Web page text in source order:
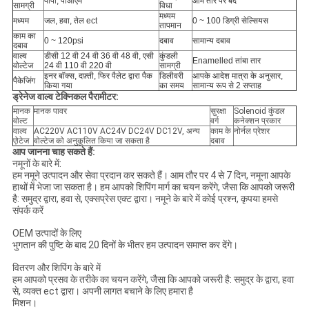
सामग्री
विधा
मध्यम जल, हवा, तेल ect
मध्यम
तापमान
0 ~ 100 डिग्री सेल्सियस
काम का
दबाव
0 ~ 120psi दबाव
सामान्य दबाव
वाल्व
वोल्टेज
डीसी 12 वी 24 वी 36 वी 48 वी, एसी
24 वी 110 वी 220 वी
कुंडली
सामग्री
Enamelled तांबा तार
पैकेजिंग
इनर बॉक्स, दफ़्ती, फिर पैलेट द्वारा पैक
किया गया
डिलीवरी
का समय
आपके आदेश मात्रा के अनुसार,
सामान्य रूप से 2 सप्ताह
ड्रेनेज वाल्व टेक्निकल पैरामीटर:
मानक
वोल्ट
मानक पावर
सुरक्षा
वर्ग
Solenoid कुंडल
कनेक्शन प्रकार
वाल्व
एोटेज
AC220V AC110V AC24V DC24V DC12V, अन्य
वोल्टेज को अनुकूलित किया जा सकता है
काम के
दबाव
नोर्नल प्रेशर
आप जानना चाह सकते हैं:
नमूनों के बारे में:
हम नमूने उत्पादन और सेवा प्रदान कर सकते हैं। आम तौर पर 4 से 7 दिन, नमूना आपके
हाथों में भेजा जा सकता है। हम आपको शिपिंग मार्ग का चयन करेंगे, जैसा कि आपको जरूरी
है: समुद्र द्वारा, हवा से, एक्सप्रेस एक्ट द्वारा। नमूने के बारे में कोई प्रश्न, कृपया हमसे
संपर्क करें
OEM उत्पादों के लिए
भुगतान की पुष्टि के बाद 20 दिनों के भीतर हम उत्पादन समाप्त कर देंगे।
वितरण और शिपिंग के बारे में
हम आपको प्रसव के तरीके का चयन करेंगे, जैसा कि आपको जरूरी है: समुद्र के द्वारा, हवा
से, व्यक्त ect द्वारा। अपनी लागत बचाने के लिए हमारा है
मिशन।